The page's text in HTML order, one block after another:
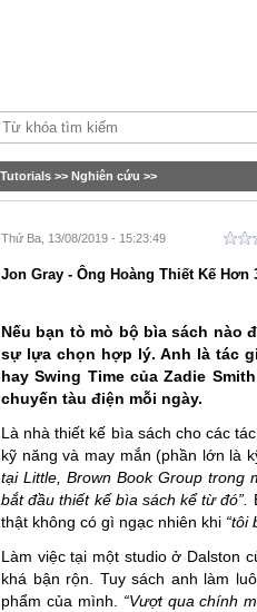
Tutorials >> Nghiên cứu >>
Thứ Ba, 13/08/2019 - 15:23:49
Jon Gray - Ông Hoàng Thiết Kế Hơn
Nếu bạn tò mò bộ bìa sách nào
sự lựa chọn hợp lý. Anh là tác
hay Swing Time của Zadie
chuyến tàu điện mỗi ngày.
Là nhà thiết kế bìa sách cho các
kỹ năng và may mắn (phần lớn là
tại Little, Brown Book Group trong
bắt đầu thiết kế bìa sách kể từ đó”.
thật không có gì ngạc nhiên khi “tôi
Làm việc tại một studio ở Dalston
khá bận rộn. Tuy sách anh làm
phẩm của mình. “Vượt qua chính